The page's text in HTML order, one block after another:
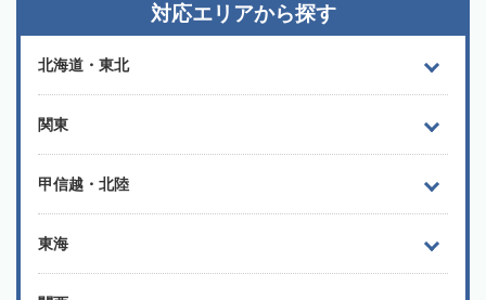
対応エリアから探す
北海道・東北
関東
甲信越・北陸
東海